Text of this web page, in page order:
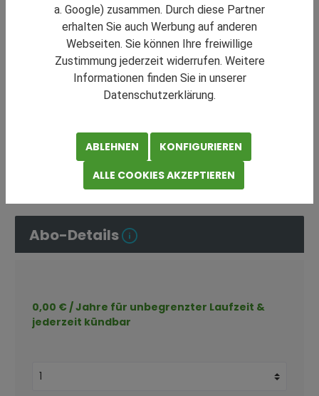
0,00 €*
Preise exkl. MwSt.
Sofort verfügbar, Lieferzeit: Sofortzugang
Abo-Details
0,00 € / Jahre für unbegrenzter Laufzeit &
jederzeit kündbar
a. Google) zusammen. Durch diese Partner
erhalten Sie auch Werbung auf anderen
Webseiten. Sie können Ihre freiwillige
Zustimmung jederzeit widerrufen. Weitere
Informationen finden Sie in unserer
Datenschutzerklärung.
ABLEHNEN
KONFIGURIEREN
ALLE COOKIES AKZEPTIEREN